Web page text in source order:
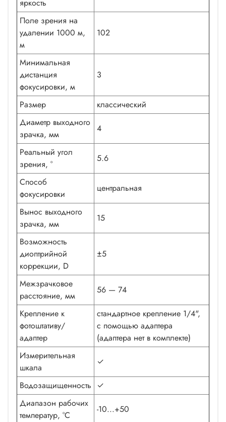
яркость
Поле зрения на
удалении 1000 м,
м
102
Минимальная
дистанция
фокусировки, м
3
Размер
классический
Диаметр выходного
зрачка, мм
4
Реальный угол
зрения, °
5.6
Способ
фокусировки
центральная
Вынос выходного
зрачка, мм
15
Возможность
диоптрийной
коррекции, D
±5
Межзрачковое
расстояние, мм
56 — 74
Крепление к
фотоштативу/
адаптер
стандартное крепление 1/4",
с помощью адаптера
(адаптера нет в комплекте)
Измерительная
шкала
✓
Водозащищенность
✓
Диапазон рабочих
температур, °С
-10...+50